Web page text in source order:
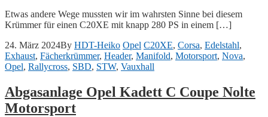
Etwas andere Wege mussten wir im wahrsten Sinne bei diesem
Krümmer für einen C20XE mit knapp 280 PS in einem […]
24. März 2024By HDT-Heiko Opel C20XE, Corsa, Edelstahl,
Exhaust, Fächerkrümmer, Header, Manifold, Motorsport, Nova,
Opel, Rallycross, SBD, STW, Vauxhall
Abgasanlage Opel Kadett C Coupe Nolte
Motorsport